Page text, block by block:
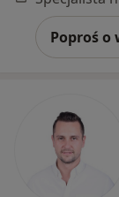
Poproś o